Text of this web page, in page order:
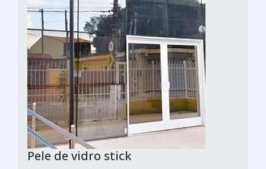
Pele de vidro stick